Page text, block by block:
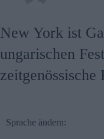
New York ist
ungarischen
zeitgenössische
Sprache ändern: